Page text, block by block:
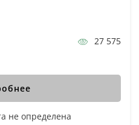
27 575
не определена